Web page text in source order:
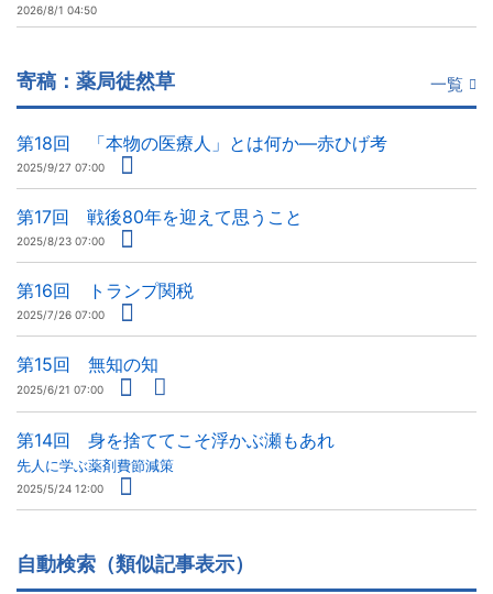
2026/8/1 04:50
寄稿：薬局徒然草 一覧
第18回 「本物の医療人」とは何か―赤ひげ考
2025/9/27 07:00
第17回 戦後80年を迎えて思うこと
2025/8/23 07:00
第16回 トランプ関税
2025/7/26 07:00
第15回 無知の知
2025/6/21 07:00
第14回 身を捨ててこそ浮かぶ瀬もあれ
先人に学ぶ薬剤費節減策
2025/5/24 12:00
自動検索（類似記事表示）